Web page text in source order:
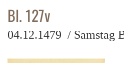
Bl. 127v
04.12.1479 / Samstag